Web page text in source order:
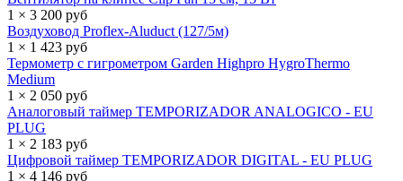
1 × 3 200 руб
Воздуховод Proflex-Aluduct (127/5м)
1 × 1 423 руб
Термометр с гигрометром Garden Highpro HygroThermo
Medium
1 × 2 050 руб
Аналоговый таймер TEMPORIZADOR ANALOGICO - EU
PLUG
1 × 2 183 руб
Цифровой таймер TEMPORIZADOR DIGITAL - EU PLUG
1 × 4 146 руб